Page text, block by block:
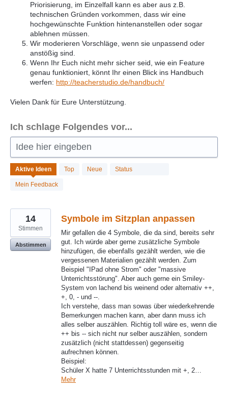
Priorisierung, im Einzelfall kann es aber aus z.B.
technischen Gründen vorkommen, dass wir eine
hochgewünschte Funktion hintenanstellen oder sogar
ablehnen müssen.
Wir moderieren Vorschläge, wenn sie unpassend oder
anstößig sind.
Wenn Ihr Euch nicht mehr sicher seid, wie ein Feature
genau funktioniert, könnt Ihr einen Blick ins Handbuch
werfen: http://teacherstudio.de/handbuch/
Vielen Dank für Eure Unterstützung.
Ich schlage Folgendes vor...
Idee hier eingeben
Aktive Ideen Top Neue Status
Mein Feedback
686
gefundene
Ergebnisse
Symbole im Sitzplan anpassen
Mir gefallen die 4 Symbole, die da sind, bereits sehr
gut. Ich würde aber gerne zusätzliche Symbole
hinzufügen, die ebenfalls gezählt werden, wie die
vergessenen Materialien gezählt werden. Zum
Beispiel "IPad ohne Strom" oder "massive
Unterrichtsstörung". Aber auch gerne ein Smiley-
System von lachend bis weinend oder alternativ ++,
+, 0, - und --.
Ich verstehe, dass man sowas über wiederkehrende
Bemerkungen machen kann, aber dann muss ich
alles selber auszählen. Richtig toll wäre es, wenn die
++ bis -- sich nicht nur selber auszählen, sondern
zusätzlich (nicht stattdessen) gegenseitig
aufrechnen können.
Beispiel:
Schüler X hatte 7 Unterrichtsstunden mit +, 2…
Mehr
14
Stimmen
Abstimmen